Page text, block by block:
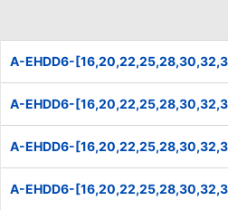
A-EHDD6-
A-EHDD6-
A-EHDD6-
A-EHDD6-